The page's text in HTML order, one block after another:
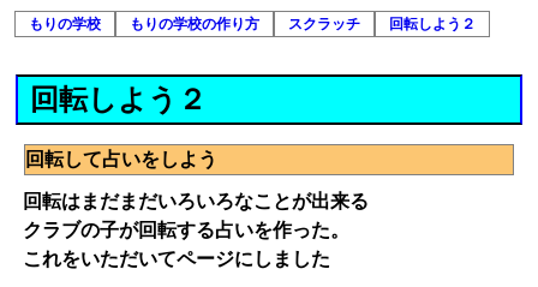
もりの学校 もりの学校の作り方 スクラッチ 回転しよう２
回転しよう２
回転して占いをしよう
回転はまだまだいろいろなことが出来る
クラブの子が回転する占いを作った。
これをいただいてページにしました